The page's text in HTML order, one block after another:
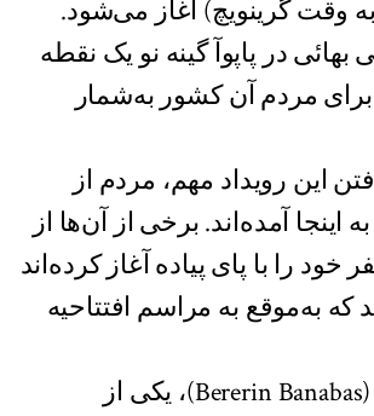
بهائی در پاپوآ گینه‌ نو یک نقطه
مردم آن کشور به‌شمار
این رویداد مهم، مردم از
آمده‌اند. برخی از آن‌ها از
خود را با پای پیاده آغاز کرده‌اند
به‌موقع به مراسم افتتاحیه
بررین باناباس (Bererin Banabas)، یکی از